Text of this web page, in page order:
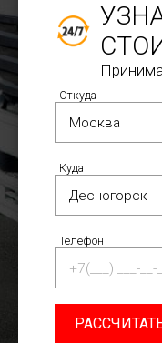
Откуда
Куда
Телефон